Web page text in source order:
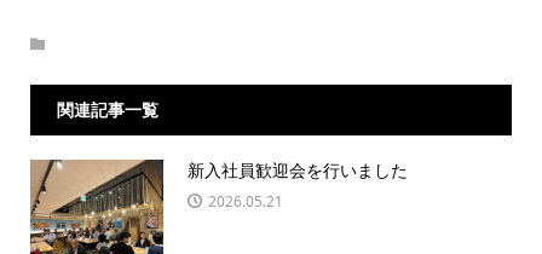
関連記事一覧
新入社員歓迎会を行いました
2026.05.21